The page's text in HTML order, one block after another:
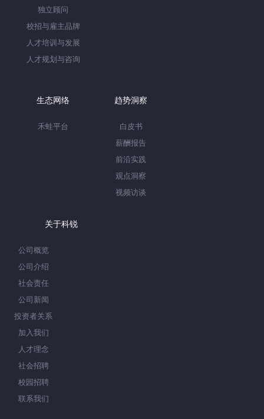
独立顾问
校招与雇主品牌
人才培训与发展
人才规划与咨询
生态网络
禾蛙平台
趋势洞察
白皮书
薪酬报告
前沿实践
观点洞察
视频访谈
关于科锐
公司概览
公司介绍
社会责任
公司新闻
投资者关系
加入我们
人才理念
社会招聘
校园招聘
联系我们